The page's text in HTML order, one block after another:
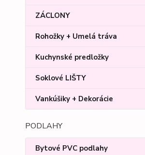
ZÁCLONY
Rohožky + Umelá tráva
Kuchynské predložky
Soklové LIŠTY
Vankúšiky + Dekorácie
PODLAHY
Bytové PVC podlahy